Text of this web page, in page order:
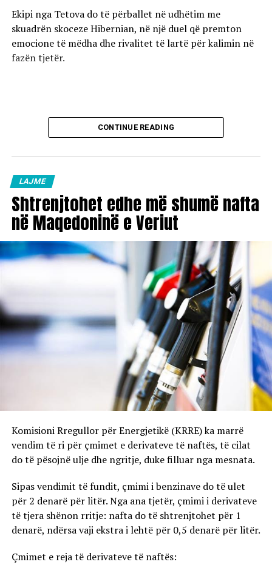
Ekipi nga Tetova do të përballet në udhëtim me
skuadrën skoceze Hibernian, në një duel që premton
emocione të mëdha dhe rivalitet të lartë për kalimin në
fazën tjetër.
CONTINUE READING
LAJME
Shtrenjtohet edhe më shumë nafta
në Maqedoninë e Veriut
Komisioni Rregullor për Energjetikë (KRRE) ka marrë
vendim të ri për çmimet e derivateve të naftës, të cilat
do të pësojnë ulje dhe ngritje, duke filluar nga mesnata.
Sipas vendimit të fundit, çmimi i benzinave do të ulet
për 2 denarë për litër. Nga ana tjetër, çmimi i derivateve
të tjera shënon rritje: nafta do të shtrenjtohet për 1
denarë, ndërsa vaji ekstra i lehtë për 0,5 denarë për litër.
Çmimet e reja të derivateve të naftës: